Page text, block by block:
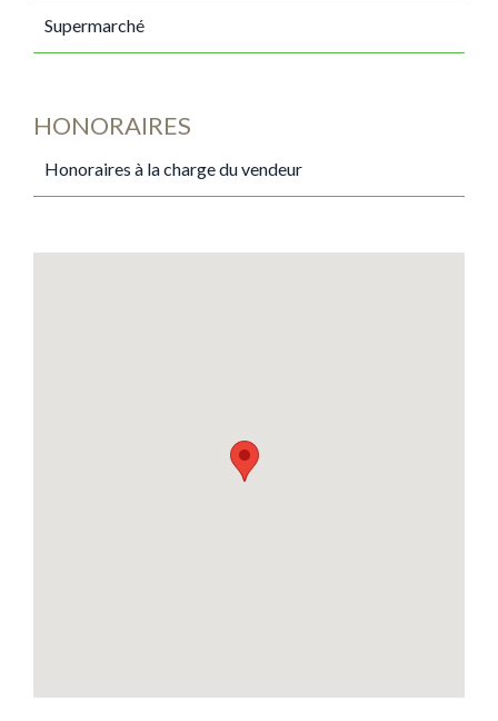
Supermarché
HONORAIRES
Honoraires à la charge du vendeur